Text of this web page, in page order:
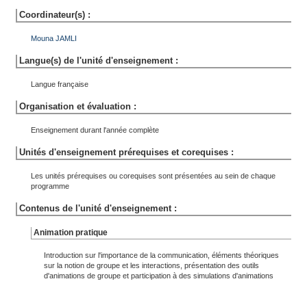
Coordinateur(s) :
Mouna JAMLI
Langue(s) de l'unité d'enseignement :
Langue française
Organisation et évaluation :
Enseignement durant l'année complète
Unités d'enseignement prérequises et corequises :
Les unités prérequises ou corequises sont présentées au sein de chaque
programme
Contenus de l'unité d'enseignement :
Animation pratique
Introduction sur l'importance de la communication, éléments théoriques
sur la notion de groupe et les interactions, présentation des outils
d'animations de groupe et participation à des simulations d'animations